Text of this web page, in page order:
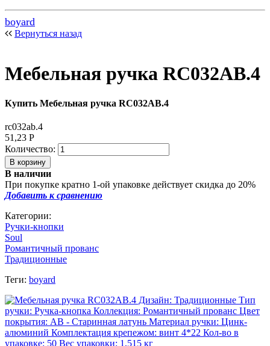
boyard
Вернуться назад
Мебельная ручка RC032AB.4
Купить Мебельная ручка RC032AB.4
rc032ab.4
51,23 Р
Количество:
В наличии
При покупке кратно 1-ой упаковке действует скидка до 20%
Добавить к сравнению
Категории:
Ручки-кнопки
Soul
Романтичный прованс
Традиционные
Теги: boyard